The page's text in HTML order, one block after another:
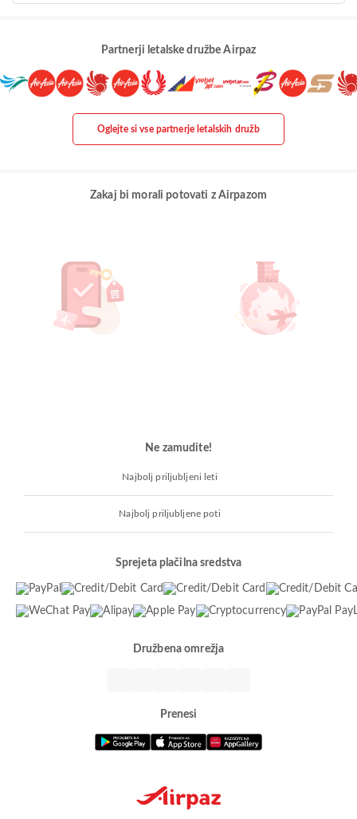
Partnerji letalske družbe Airpaz
Oglejte si vse partnerje letalskih družb
Zakaj bi morali potovati z Airpazom
Ne zamudite!
Najbolj priljubljeni leti
Najbolj priljubljene poti
Sprejeta plačilna sredstva
Družbena omrežja
Prenesi